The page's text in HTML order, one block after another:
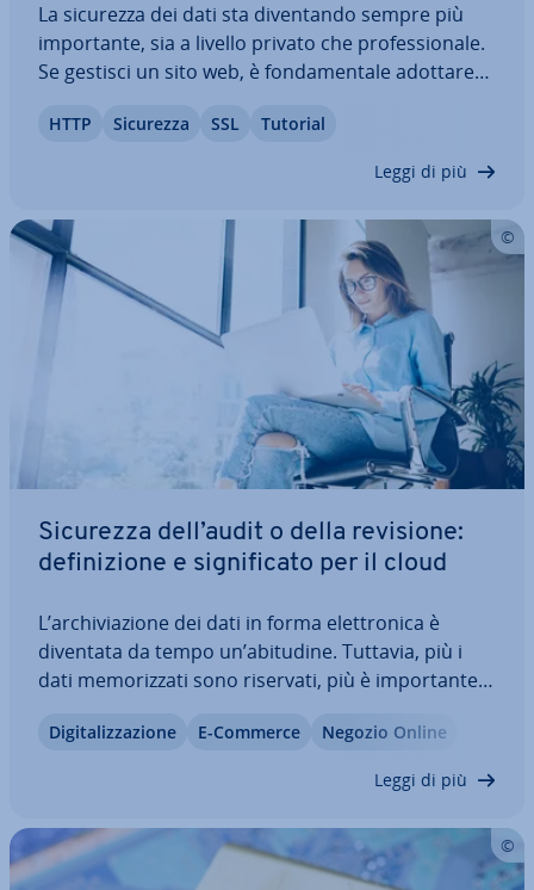
La sicurezza dei dati sta di­ven­tan­do sempre più
im­por­tan­te, sia a livello privato che pro­fes­sio­na­le.
Se gestisci un sito web, è fon­da­men­ta­le adottare
na­vi­ga­zio­ne sicura e pro­teg­ge­re il tra­sfe­ri­men­to
HTTP Sicurezza SSL Tutorial
Leggi di più
Sicurezza dell’audit o della revisione:
de­fi­ni­zio­ne e si­gni­fi­ca­to per il cloud
L’ar­chi­via­zio­ne dei dati in forma elet­tro­ni­ca è
diventata da tempo un’abitudine. Tuttavia, più i
dati me­mo­riz­za­ti sono riservati, più è im­por­tan­te
lungo applicata ai documenti a sfondo com­mer­cia­
Di­gi­ta­liz­za­zio­ne E-Commerce Negozio Online
Leggi di più